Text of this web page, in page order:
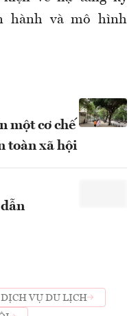
hành và mô hình
một cơ chế
toàn xã hội
DỊCH VỤ DU LỊCH